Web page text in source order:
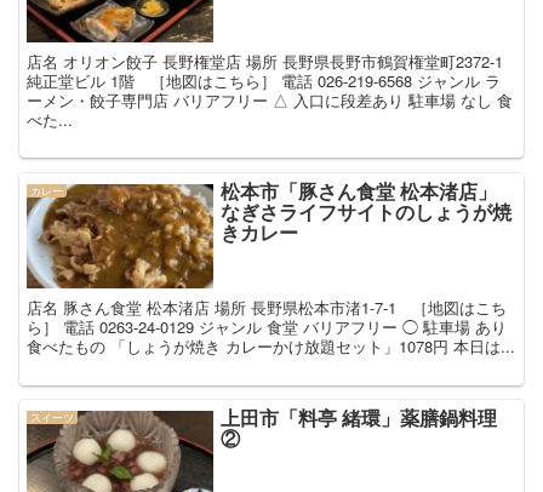
店名 オリオン餃子 長野権堂店 場所 長野県長野市鶴賀権堂町2372-1
純正堂ビル 1階 ［地図はこちら］ 電話 026-219-6568 ジャンル ラ
ーメン・餃子専門店 バリアフリー △ 入口に段差あり 駐車場 なし 食
べた...
カレー 松本市「豚さん食堂 松本渚店」
なぎさライフサイトのしょうが焼
きカレー
店名 豚さん食堂 松本渚店 場所 長野県松本市渚1-7-1 ［地図はこち
ら］ 電話 0263-24-0129 ジャンル 食堂 バリアフリー ◯ 駐車場 あり
食べたもの 「しょうが焼き カレーかけ放題セット」1078円 本日は...
スイーツ 上田市「料亭 緒環」薬膳鍋料理
②